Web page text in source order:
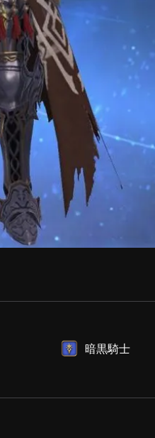
暗黒騎士